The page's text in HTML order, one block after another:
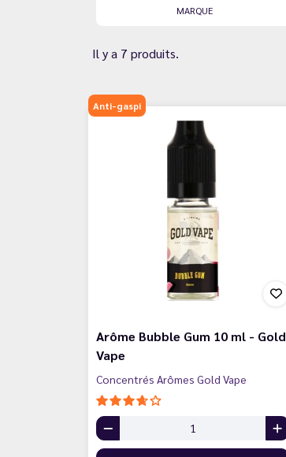
MARQUE
Il y a 7 produits.
Anti-gaspi
Arôme Bubble Gum 10 ml - Gold
Vape
Concentrés Arômes Gold Vape